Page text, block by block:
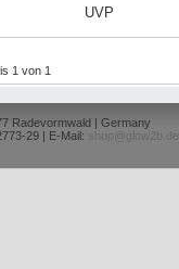
UVP
1 von 1
Radevormwald | Germany
29 | E-Mail:
shop@glow2b.de